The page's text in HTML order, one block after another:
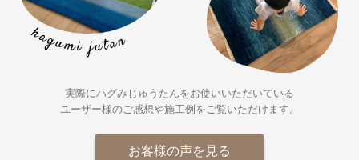
実際にハグみじゅうたんをお使いいただいている
ユーザー様のご感想や施工例をご覧いただけます。
お客様の声を見る